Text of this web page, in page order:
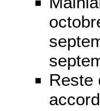
Reste